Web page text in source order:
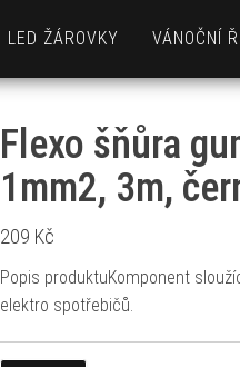
LED ŽÁROVKY VÁNOČNÍ
Flexo šňůra
1mm2, 3m,
209 Kč
Popis produktuKomponent
elektro spotřebičů.